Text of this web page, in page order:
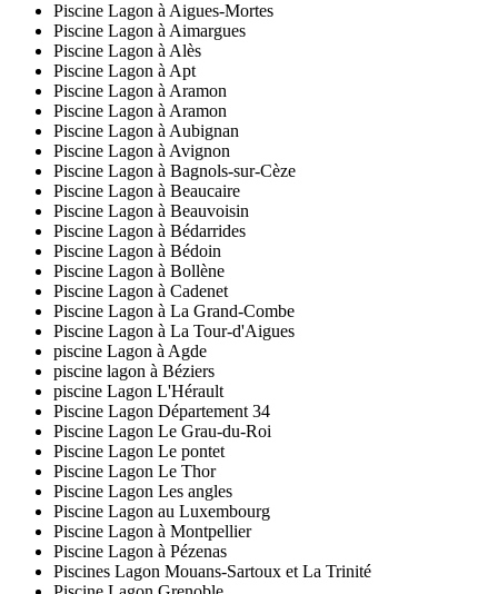
Piscine Lagon à Aigues-Mortes
Piscine Lagon à Aimargues
Piscine Lagon à Alès
Piscine Lagon à Apt
Piscine Lagon à Aramon
Piscine Lagon à Aramon
Piscine Lagon à Aubignan
Piscine Lagon à Avignon
Piscine Lagon à Bagnols-sur-Cèze
Piscine Lagon à Beaucaire
Piscine Lagon à Beauvoisin
Piscine Lagon à Bédarrides
Piscine Lagon à Bédoin
Piscine Lagon à Bollène
Piscine Lagon à Cadenet
Piscine Lagon à La Grand-Combe
Piscine Lagon à La Tour-d'Aigues
piscine Lagon à Agde
piscine lagon à Béziers
piscine Lagon L'Hérault
Piscine Lagon Département 34
Piscine Lagon Le Grau-du-Roi
Piscine Lagon Le pontet
Piscine Lagon Le Thor
Piscine Lagon Les angles
Piscine Lagon au Luxembourg
Piscine Lagon à Montpellier
Piscine Lagon à Pézenas
Piscines Lagon Mouans-Sartoux et La Trinité